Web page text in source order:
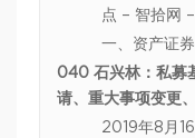
点 – 智拾网
一、资产证
040 石兴林：私募
请、重大事项变更
2019年8月